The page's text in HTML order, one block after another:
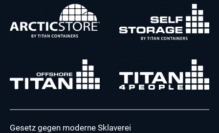
Gesetz gegen moderne Sklaverei